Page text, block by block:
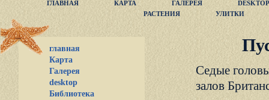
ГЛАВНАЯ КАРТА ГАЛЕРЕЯ
DESKTOP
РАСТЕНИЯ
УЛИТКИ
главная
Карта
Галерея
desktop
Библиотека
Седые
залов